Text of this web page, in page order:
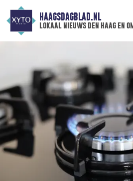
HAAGSDAGBLAD.NL
lokaal nieuws den haag en